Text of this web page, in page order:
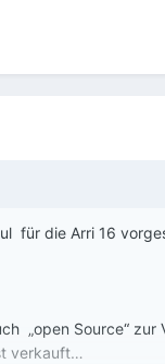
für die Arri 16
„open Source“
verkauft…